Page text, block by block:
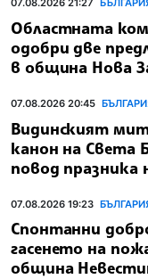
07.08.2026 21:27
Областната
одобри две
в община Нова
07.08.2026 20:45
Видинският
канон на Света
повод празника
07.08.2026 19:23
Спонтанни
гасенето на
община